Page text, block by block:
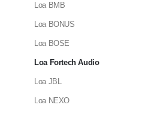
Loa BMB
Loa BONUS
Loa BOSE
Loa Fortech Audio
Loa JBL
Loa NEXO